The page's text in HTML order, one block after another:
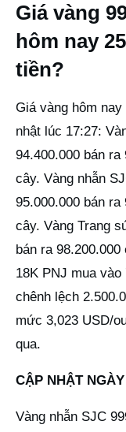
Giá vàng
hôm nay
tiền?
Giá vàng hôm
nhật lúc 17:27:
94.400.000 bán ra
cây. Vàng nhẫn
95.000.000 bán ra
cây. Vàng Trang
bán ra
18K PNJ mua vào
chênh lệch
mức 3,023 USD/
qua.
CẬP NHẬT
Vàng nhẫn SJC